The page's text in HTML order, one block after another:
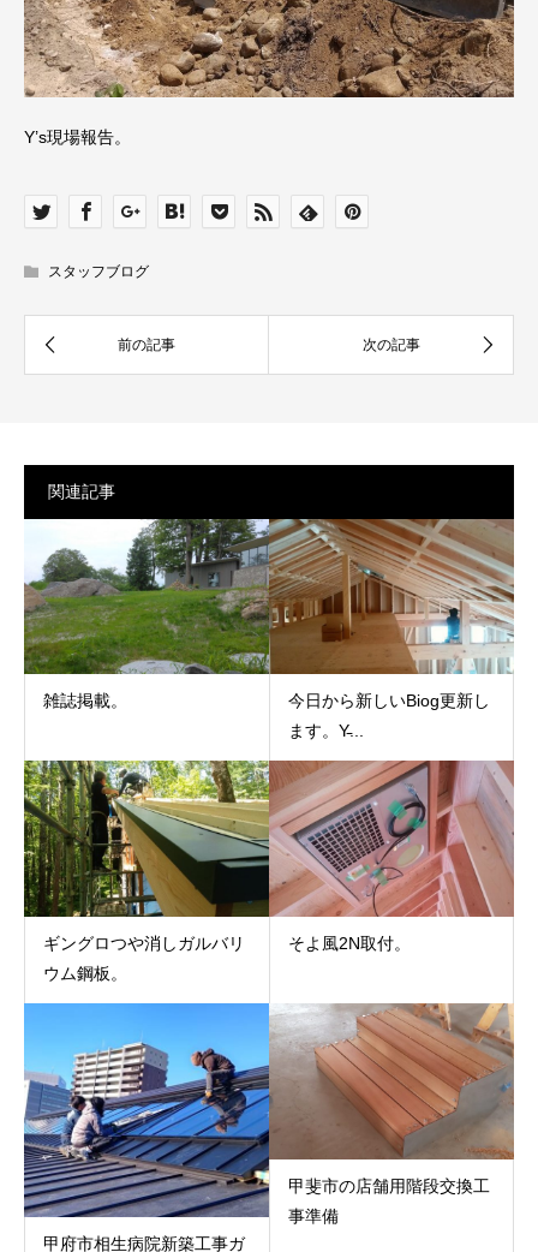
Y’s現場報告。
スタッフブログ
関連記事
雑誌掲載。
今日から新しいBiog更新し
ます。Y̵...
ギングロつや消しガルバリ
ウム鋼板。
そよ風2N取付。
甲府市相生病院新築工事ガ
甲斐市の店舗用階段交換工
事準備